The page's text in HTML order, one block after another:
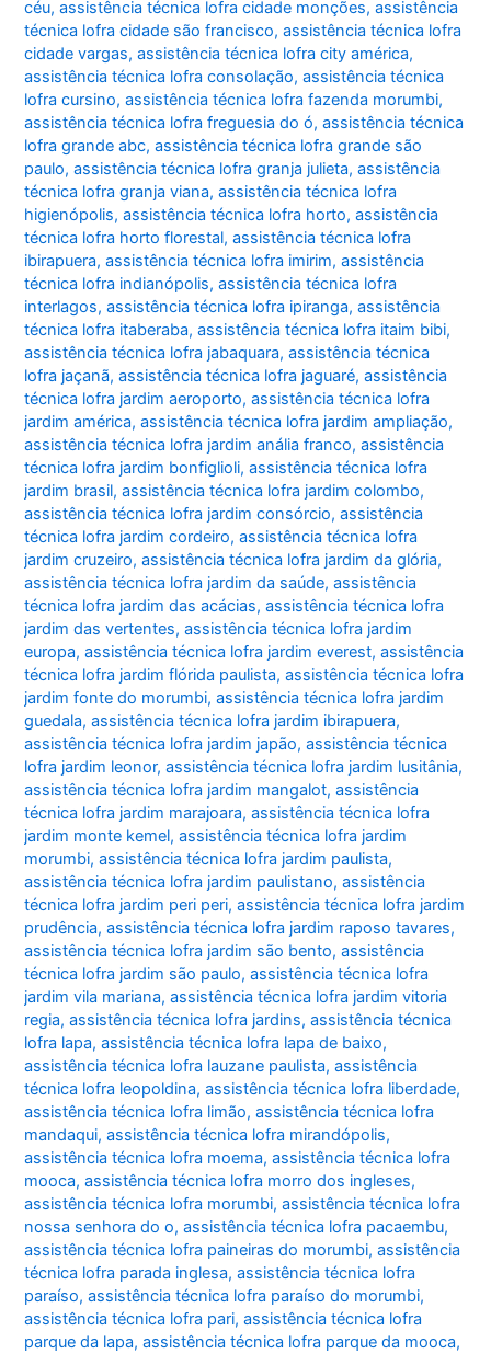
céu,assistência técnica lofra cidade monções,assistência
técnica lofra cidade são francisco,assistência técnica lofra
cidade vargas,assistência técnica lofra city américa,
assistência técnica lofra consolação,assistência técnica
lofra cursino,assistência técnica lofra fazenda morumbi,
assistência técnica lofra freguesia do ó,assistência técnica
lofra grande abc,assistência técnica lofra grande são
paulo,assistência técnica lofra granja julieta,assistência
técnica lofra granja viana,assistência técnica lofra
higienópolis,assistência técnica lofra horto,assistência
técnica lofra horto florestal,assistência técnica lofra
ibirapuera,assistência técnica lofra imirim,assistência
técnica lofra indianópolis,assistência técnica lofra
interlagos,assistência técnica lofra ipiranga,assistência
técnica lofra itaberaba,assistência técnica lofra itaim bibi,
assistência técnica lofra jabaquara,assistência técnica
lofra jaçanã,assistência técnica lofra jaguaré,assistência
técnica lofra jardim aeroporto,assistência técnica lofra
jardim américa,assistência técnica lofra jardim ampliação,
assistência técnica lofra jardim anália franco,assistência
técnica lofra jardim bonfiglioli,assistência técnica lofra
jardim brasil,assistência técnica lofra jardim colombo,
assistência técnica lofra jardim consórcio,assistência
técnica lofra jardim cordeiro,assistência técnica lofra
jardim cruzeiro,assistência técnica lofra jardim da glória,
assistência técnica lofra jardim da saúde,assistência
técnica lofra jardim das acácias,assistência técnica lofra
jardim das vertentes,assistência técnica lofra jardim
europa,assistência técnica lofra jardim everest,assistência
técnica lofra jardim flórida paulista,assistência técnica lofra
jardim fonte do morumbi,assistência técnica lofra jardim
guedala,assistência técnica lofra jardim ibirapuera,
assistência técnica lofra jardim japão,assistência técnica
lofra jardim leonor,assistência técnica lofra jardim lusitânia,
assistência técnica lofra jardim mangalot,assistência
técnica lofra jardim marajoara,assistência técnica lofra
jardim monte kemel,assistência técnica lofra jardim
morumbi,assistência técnica lofra jardim paulista,
assistência técnica lofra jardim paulistano,assistência
técnica lofra jardim peri peri,assistência técnica lofra jardim
prudência,assistência técnica lofra jardim raposo tavares,
assistência técnica lofra jardim são bento,assistência
técnica lofra jardim são paulo,assistência técnica lofra
jardim vila mariana,assistência técnica lofra jardim vitoria
regia,assistência técnica lofra jardins,assistência técnica
lofra lapa,assistência técnica lofra lapa de baixo,
assistência técnica lofra lauzane paulista,assistência
técnica lofra leopoldina,assistência técnica lofra liberdade,
assistência técnica lofra limão,assistência técnica lofra
mandaqui,assistência técnica lofra mirandópolis,
assistência técnica lofra moema,assistência técnica lofra
mooca,assistência técnica lofra morro dos ingleses,
assistência técnica lofra morumbi,assistência técnica lofra
nossa senhora do o,assistência técnica lofra pacaembu,
assistência técnica lofra paineiras do morumbi,assistência
técnica lofra parada inglesa,assistência técnica lofra
paraíso,assistência técnica lofra paraíso do morumbi,
assistência técnica lofra pari,assistência técnica lofra
parque da lapa,assistência técnica lofra parque da mooca,